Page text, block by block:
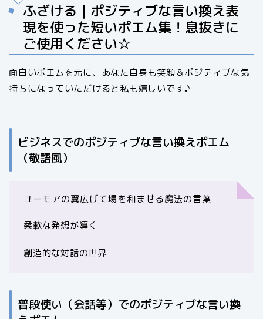
ふざける｜ポジティブな言い換え表
現を使った短いポエム集！息抜きに
ご使用ください☆
面白いポエムを元に、あなた自身も笑顔＆ポジティブな気
持ちになっていただけると私も嬉しいです♪
ビジネスでのポジティブな言い換えポエム
（敬語風）
ユーモアの翼広げて場を和ませる魔法の言葉
柔軟な発想が導く
創造的な対話の世界
普段使い（会話等）でのポジティブな言い換